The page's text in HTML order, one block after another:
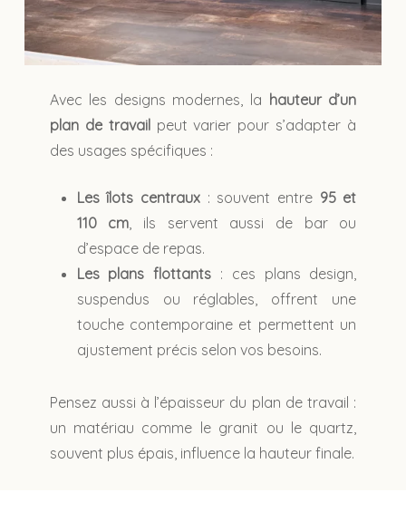
Avec les designs modernes, la hauteur d’un
plan de travailpeut varier pour s’adapter à
des usages spécifiques :
Les îlots centraux: souvent entre 95 et
110 cm , ils servent aussi de bar ou
d’espace de repas.
Les plans flottants : ces plans design,
suspendus ou réglables, offrent une
touche contemporaine et permettent un
ajustement précis selon vos besoins.
Pensez aussi à l’épaisseur du plan de travail :
un matériau comme le granit ou le quartz,
souvent plus épais, influence la hauteur finale.